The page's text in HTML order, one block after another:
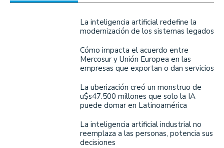
La inteligencia artificial redefine la
modernización de los sistemas legados
Cómo impacta el acuerdo entre
Mercosur y Unión Europea en las
empresas que exportan o dan servicios
La uberización creó un monstruo de
u$s47.500 millones que solo la IA
puede domar en Latinoamérica
La inteligencia artificial industrial no
reemplaza a las personas, potencia sus
decisiones